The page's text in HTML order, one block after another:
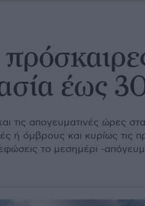
έως
τις απογευματινές ώρες
ή όμβρους και κυρίως τις
το μεσημέρι -